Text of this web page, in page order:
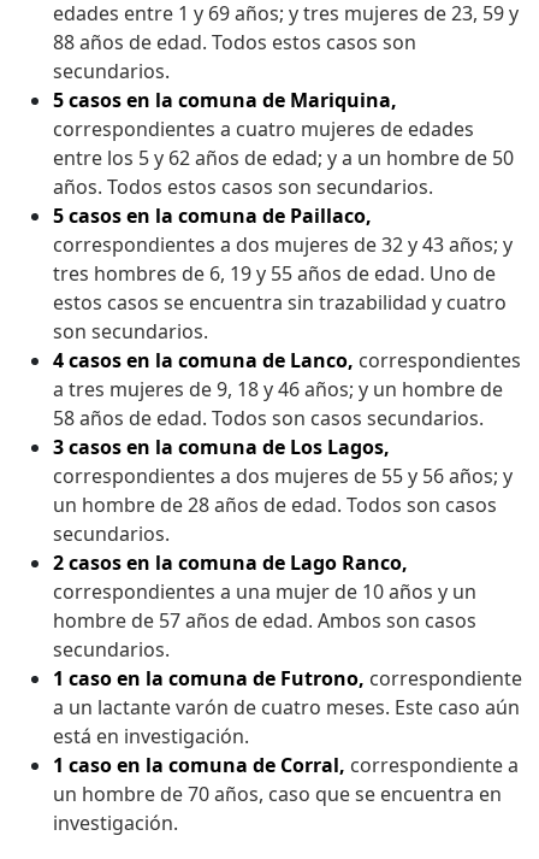
edades entre 1 y 69 años; y tres mujeres de 23, 59 y
88 años de edad. Todos estos casos son
secundarios.
5 casos en la comuna de Mariquina,
correspondientes a cuatro mujeres de edades
entre los 5 y 62 años de edad; y a un hombre de 50
años. Todos estos casos son secundarios.
5 casos en la comuna de Paillaco,
correspondientes a dos mujeres de 32 y 43 años; y
tres hombres de 6, 19 y 55 años de edad. Uno de
estos casos se encuentra sin trazabilidad y cuatro
son secundarios.
4 casos en la comuna de Lanco, correspondientes
a tres mujeres de 9, 18 y 46 años; y un hombre de
58 años de edad. Todos son casos secundarios.
3 casos en la comuna de Los Lagos,
correspondientes a dos mujeres de 55 y 56 años; y
un hombre de 28 años de edad. Todos son casos
secundarios.
2 casos en la comuna de Lago Ranco,
correspondientes a una mujer de 10 años y un
hombre de 57 años de edad. Ambos son casos
secundarios.
1 caso en la comuna de Futrono, correspondiente
a un lactante varón de cuatro meses. Este caso aún
está en investigación.
1 caso en la comuna de Corral, correspondiente a
un hombre de 70 años, caso que se encuentra en
investigación.